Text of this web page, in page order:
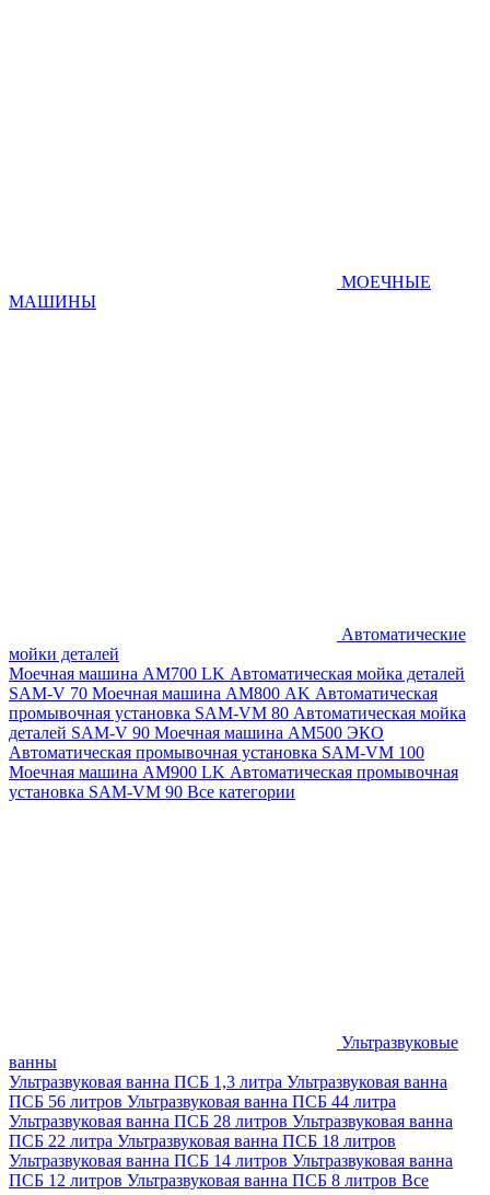
МОЕЧНЫЕ
МАШИНЫ
Автоматические
мойки деталей
Моечная машина AM700 LK Автоматическая мойка деталей
SAM-V 70 Моечная машина АМ800 AK Автоматическая
промывочная установка SAM-VM 80 Автоматическая мойка
деталей SAM-V 90 Моечная машина АМ500 ЭКО
Автоматическая промывочная установка SAM-VM 100
Моечная машина AM900 LK Автоматическая промывочная
установка SAM-VM 90 Все категории
Ультразвуковые
ванны
Ультразвуковая ванна ПСБ 1,3 литра Ультразвуковая ванна
ПСБ 56 литров Ультразвуковая ванна ПСБ 44 литра
Ультразвуковая ванна ПСБ 28 литров Ультразвуковая ванна
ПСБ 22 литра Ультразвуковая ванна ПСБ 18 литров
Ультразвуковая ванна ПСБ 14 литров Ультразвуковая ванна
ПСБ 12 литров Ультразвуковая ванна ПСБ 8 литров Все